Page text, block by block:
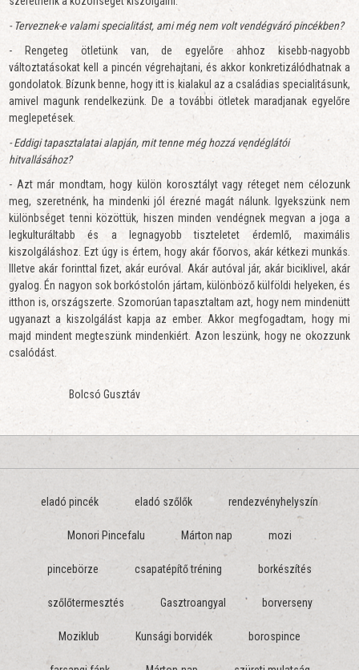
- Terveznek-e valami specialitást, ami még nem volt vendégváró pincékben?
- Rengeteg ötletünk van, de egyelőre ahhoz kisebb-nagyobb
változtatásokat kell a pincén végrehajtani, és akkor konkretizálódhatnak a
gondolatok. Bízunk benne, hogy itt is kialakul az a családias specialitásunk,
amivel magunk rendelkezünk. De a további ötletek maradjanak egyelőre
meglepetések.
- Eddigi tapasztalatai alapján, mit tenne még hozzá vendéglátói
hitvallásához?
- Azt már mondtam, hogy külön korosztályt vagy réteget nem célozunk
meg, szeretnénk, ha mindenki jól érezné magát nálunk. Igyekszünk nem
különbséget tenni közöttük, hiszen minden vendégnek megvan a joga a
legkulturáltabb és a legnagyobb tiszteletet érdemlő, maximális
kiszolgáláshoz. Ezt úgy is értem, hogy akár főorvos, akár kétkezi munkás.
Illetve akár forinttal fizet, akár euróval. Akár autóval jár, akár biciklivel, akár
gyalog. Én nagyon sok borkóstolón jártam, különböző külföldi helyeken, és
itthon is, országszerte. Szomorúan tapasztaltam azt, hogy nem mindenütt
ugyanazt a kiszolgálást kapja az ember. Akkor megfogadtam, hogy mi
majd mindent megteszünk mindenkiért. Azon leszünk, hogy ne okozzunk
csalódást.
Bolcsó Gusztáv
eladó pincék eladó szőlők rendezvényhelyszín
Monori Pincefalu Márton nap mozi
pincebörze csapatépítő tréning borkészítés
szőlőtermesztés Gasztroangyal borverseny
Moziklub Kunsági borvidék borospince